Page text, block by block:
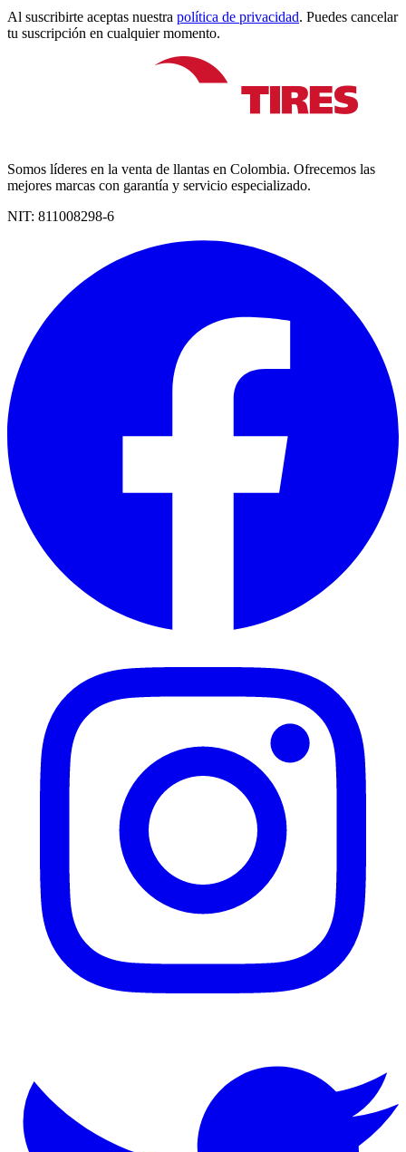
Al suscribirte aceptas nuestra política de privacidad. Puedes cancelar
tu suscripción en cualquier momento.
Somos líderes en la venta de llantas en Colombia. Ofrecemos las
mejores marcas con garantía y servicio especializado.
NIT: 811008298-6